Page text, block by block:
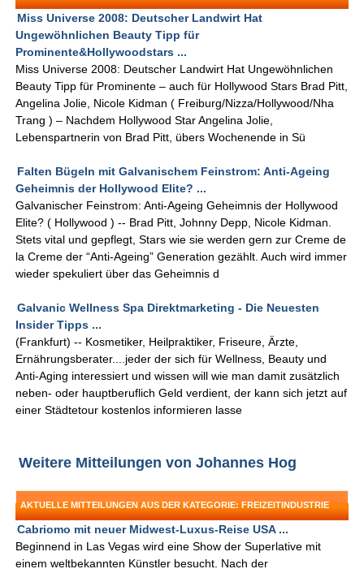
Miss Universe 2008: Deutscher Landwirt Hat
Ungewöhnlichen Beauty Tipp für
Prominente&Hollywoodstars ...
Miss Universe 2008: Deutscher Landwirt Hat Ungewöhnlichen
Beauty Tipp für Prominente – auch für Hollywood Stars Brad Pitt,
Angelina Jolie, Nicole Kidman ( Freiburg/Nizza/Hollywood/Nha
Trang ) – Nachdem Hollywood Star Angelina Jolie,
Lebenspartnerin von Brad Pitt, übers Wochenende in Sü
Falten Bügeln mit Galvanischem Feinstrom: Anti-Ageing
Geheimnis der Hollywood Elite? ...
Galvanischer Feinstrom: Anti-Ageing Geheimnis der Hollywood
Elite? ( Hollywood ) -- Brad Pitt, Johnny Depp, Nicole Kidman.
Stets vital und gepflegt, Stars wie sie werden gern zur Creme de
la Creme der “Anti-Ageing” Generation gezählt. Auch wird immer
wieder spekuliert über das Geheimnis d
Galvanic Wellness Spa Direktmarketing - Die Neuesten
Insider Tipps ...
(Frankfurt) -- Kosmetiker, Heilpraktiker, Friseure, Ärzte,
Ernährungsberater....jeder der sich für Wellness, Beauty und
Anti-Aging interessiert und wissen will wie man damit zusätzlich
neben- oder hauptberuflich Geld verdient, der kann sich jetzt auf
einer Städtetour kostenlos informieren lasse
Weitere Mitteilungen von Johannes Hog
AKTUELLE MITTEILUNGEN AUS DER KATEGORIE: FREIZEITINDUSTRIE
Cabriomo mit neuer Midwest-Luxus-Reise USA ...
Beginnend in Las Vegas wird eine Show der Superlative mit
einem weltbekannten Künstler besucht. Nach der